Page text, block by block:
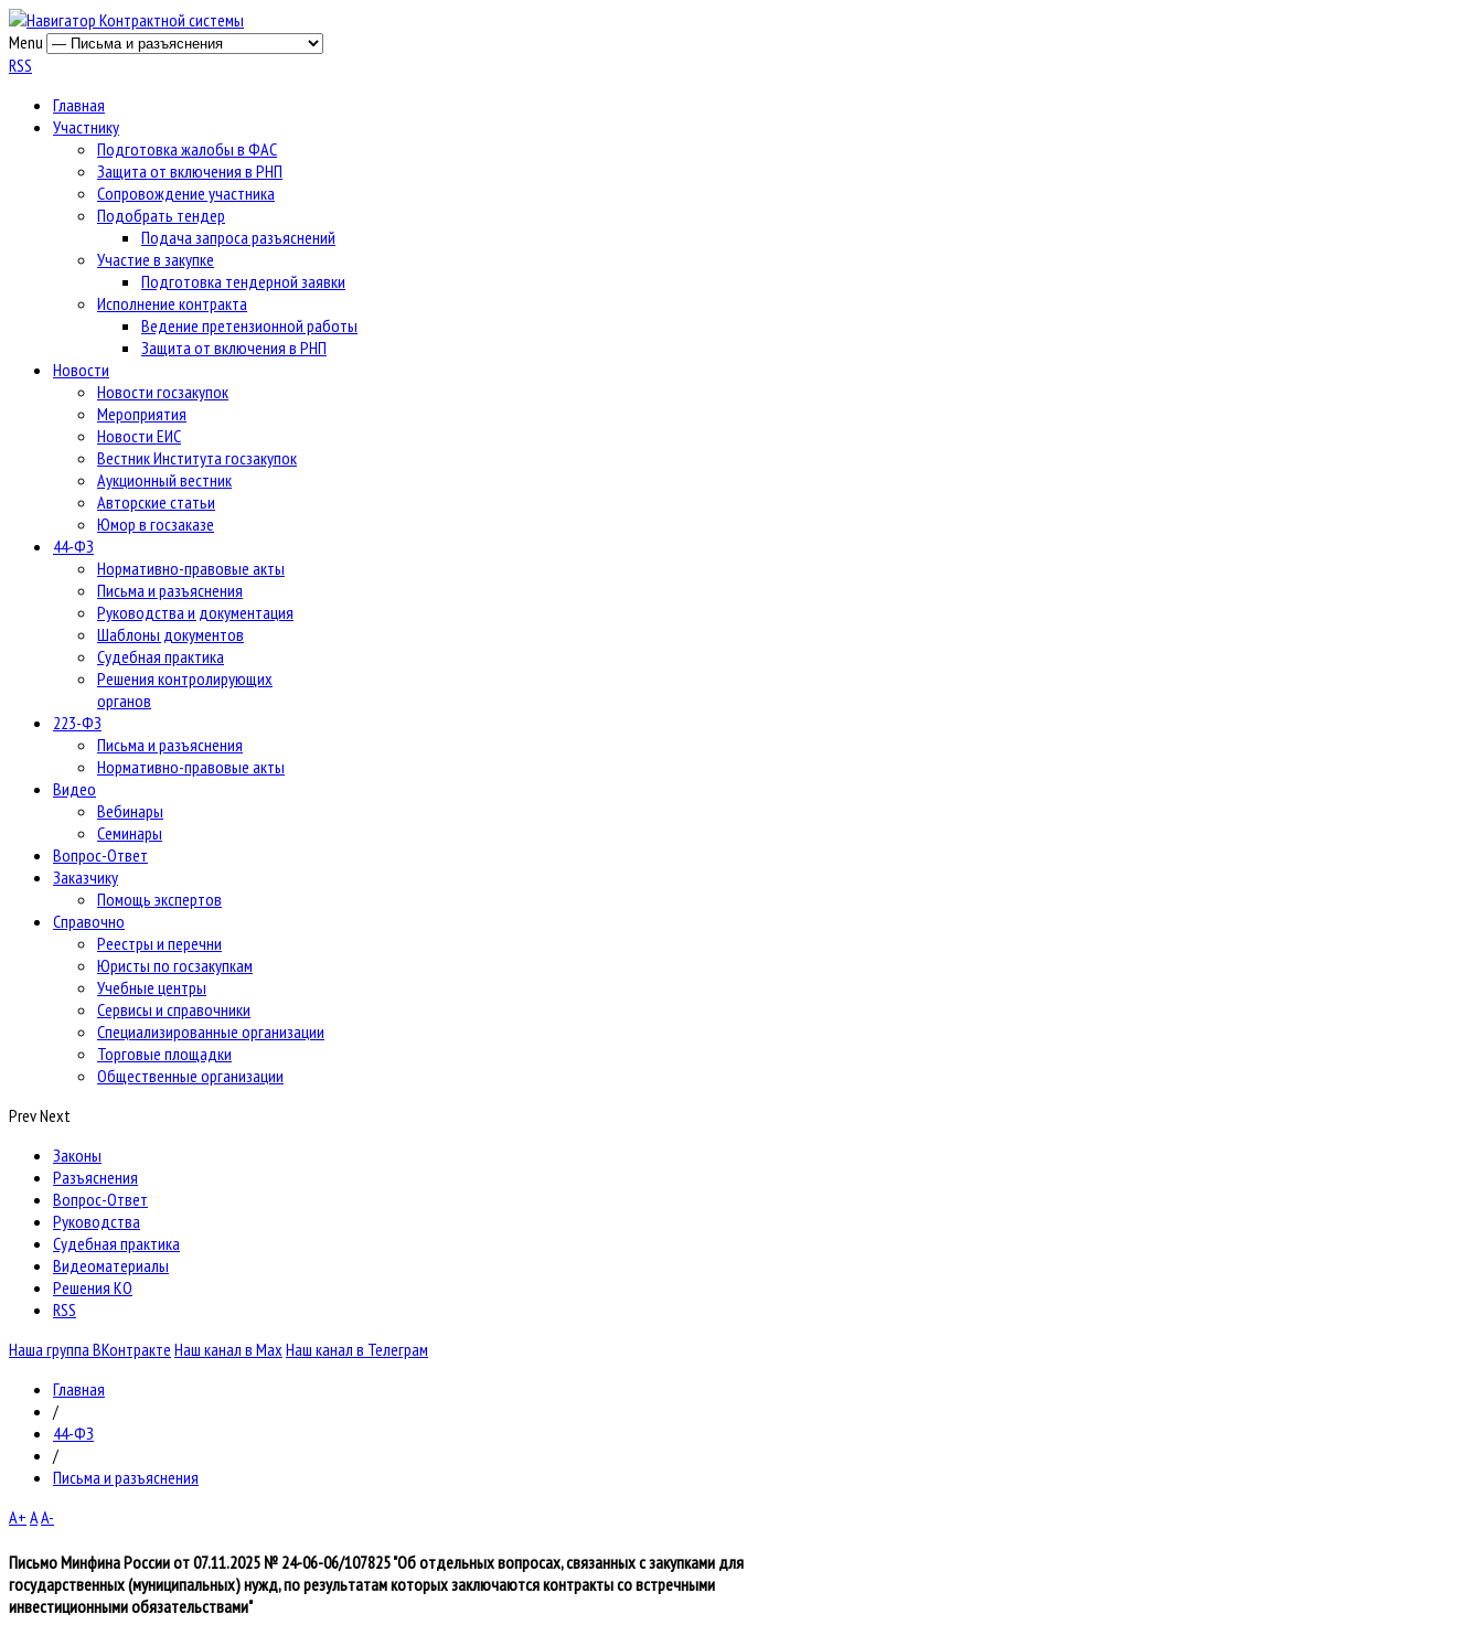
Menu
RSS
Главная
Участнику
Подготовка жалобы в ФАС
Защита от включения в РНП
Сопровождение участника
Подобрать тендер
Подача запроса разъяснений
Участие в закупке
Подготовка тендерной заявки
Исполнение контракта
Ведение претензионной работы
Защита от включения в РНП
Новости
Новости госзакупок
Мероприятия
Новости ЕИС
Вестник Института госзакупок
Аукционный вестник
Авторские статьи
Юмор в госзаказе
44-ФЗ
Нормативно-правовые акты
Письма и разъяснения
Руководства и документация
Шаблоны документов
Судебная практика
Решения контролирующих
органов
223-ФЗ
Письма и разъяснения
Нормативно-правовые акты
Видео
Вебинары
Семинары
Вопрос-Ответ
Заказчику
Помощь экспертов
Справочно
Реестры и перечни
Юристы по госзакупкам
Учебные центры
Сервисы и справочники
Специализированные организации
Торговые площадки
Общественные организации
PrevNext
Законы
Разъяснения
Вопрос-Ответ
Руководства
Судебная практика
Видеоматериалы
Решения КО
RSS
Наша группа ВКонтракте Наш канал в Max Наш канал в Телеграм
Главная
/
44-ФЗ
/
Письма и разъяснения
A+ AA-
Письмо Минфина России от 07.11.2025 № 24-06-06/107825 "Об отдельных вопросах, связанных с закупками для
государственных (муниципальных) нужд, по результатам которых заключаются контракты со встречными
инвестиционными обязательствами"